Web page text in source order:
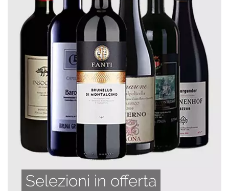
Selezioni in offerta